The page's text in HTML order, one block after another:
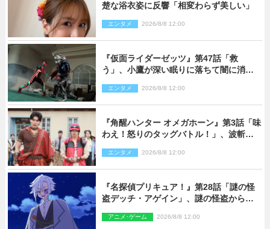
楚な浴衣姿に反響「相変わらず美しい」
エンタメ 2026/8/8 12:00
『仮面ライダーゼッツ』第47話「救
う」、小鷹が深い眠りに落ちて闇に消え
エンタメ 2026/8/8 12:00
『角醒ハンター オメガホーン』第3話「味
わえ！怒りのタッグバトル！」、波斬の
エンタメ 2026/8/8 12:00
『名探偵プリキュア！』第28話「謎の怪
盗デッチ・アゲイン」、謎の怪盗から不
アニメ･ゲーム 2026/8/8 12:00